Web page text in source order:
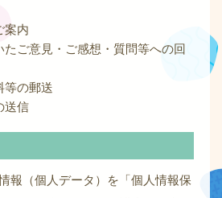
案内
たご意見・ご感想・質問等への回
等の郵送
送信
報（個人データ）を「個人情報保